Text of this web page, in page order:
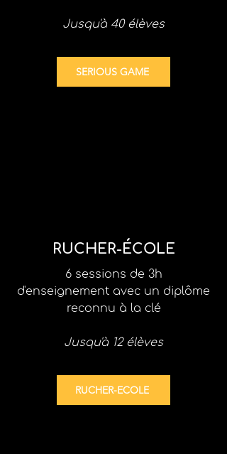
Jusqu'à 40 élèves
SERIOUS GAME
RUCHER-ÉCOLE
6 sessions de 3h
d'enseignement avec un diplôme
reconnu à la clé
Jusqu'à 12 élèves
RUCHER-ECOLE